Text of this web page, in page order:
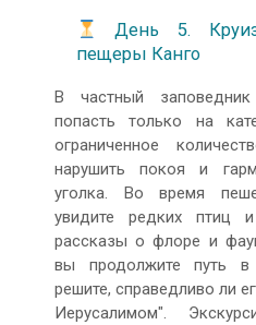
День 5.
пещеры Канго
В частный
попасть только на
ограниченное
нарушить покоя и
уголка. Во время
увидите редких птиц
рассказы о флоре и
вы продолжите путь
решите, справедливо ли
Иерусалимом".